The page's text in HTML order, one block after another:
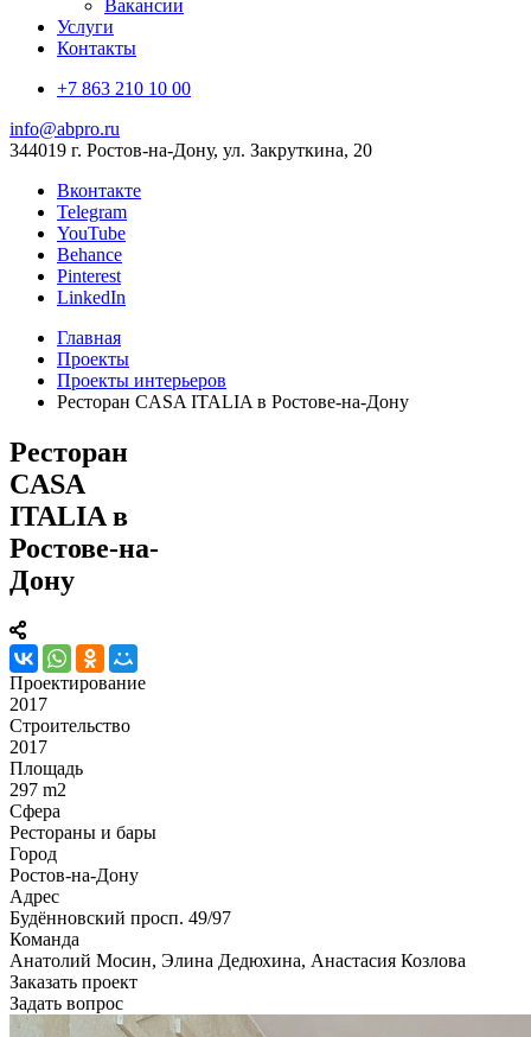
Вакансии
Услуги
Контакты
+7 863 210 10 00
info@abpro.ru
344019 г. Ростов-на-Дону, ул. Закруткина, 20
Вконтакте
Telegram
YouTube
Behance
Pinterest
LinkedIn
Главная
Проекты
Проекты интерьеров
Ресторан CASA ITALIA в Ростове-на-Дону
Ресторан
CASA
ITALIA в
Ростове-на-
Дону
Проектирование
2017
Строительство
2017
Площадь
297 m2
Сфера
Рестораны и бары
Город
Ростов-на-Дону
Адрес
Будённовский просп. 49/97
Команда
Анатолий Мосин, Элина Дедюхина, Анастасия Козлова
Заказать проект
Задать вопрос